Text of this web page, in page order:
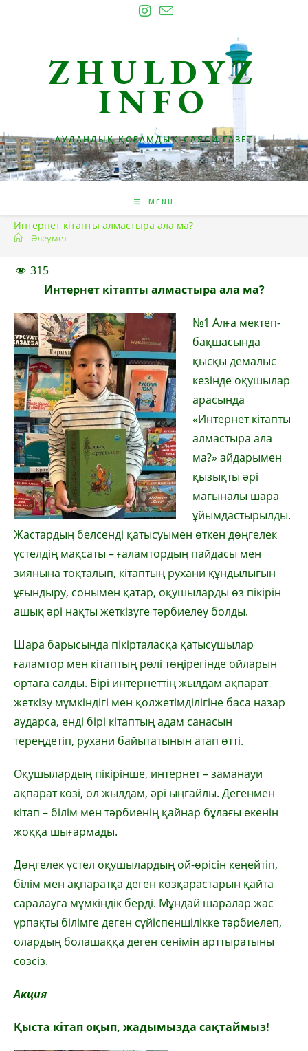
to
ZHULDYZ
INFO
АУДАНДЫҚ ҚОҒАМДЫҚ-САЯСИ ГАЗЕТ
MENU
Интернет кітапты алмастыра ала ма?
Әлеумет
315
Интернет кітапты алмастыра ала ма?
№1 Алға мектеп-
бақшасында
қысқы демалыс
кезінде оқушылар
арасында
«Интернет кітапты
алмастыра ала
ма?» айдарымен
қызықты әрі
мағыналы шара
ұйымдастырылды.
Жастардың белсенді қатысуымен өткен дөңгелек
үстелдің мақсаты – ғаламтордың пайдасы мен
зиянына тоқталып, кітаптың рухани құндылығын
ұғындыру, сонымен қатар, оқушыларды өз пікірін
ашық әрі нақты жеткізуге тәрбиелеу болды.
Шара барысында пікірталасқа қатысушылар
ғаламтор мен кітаптың рөлі төңірегінде ойларын
ортаға салды. Бірі интернеттің жылдам ақпарат
жеткізу мүмкіндігі мен қолжетімділігіне баса назар
аударса, енді бірі кітаптың адам санасын
тереңдетіп, рухани байытатынын атап өтті.
Оқушылардың пікірінше, интернет – заманауи
ақпарат көзі, ол жылдам, әрі ыңғайлы. Дегенмен
кітап – білім мен тәрбиенің қайнар бұлағы екенін
жоққа шығармады.
Дөңгелек үстел оқушылардың ой-өрісін кеңейтіп,
білім мен ақпаратқа деген көзқарастарын қайта
саралауға мүмкіндік берді. Мұндай шаралар жас
ұрпақты білімге деген сүйіспеншілікке тәрбиелеп,
олардың болашаққа деген сенімін арттыратыны
сөзсіз.
Акция
Қыста кітап оқып, жадымызда сақтаймыз!